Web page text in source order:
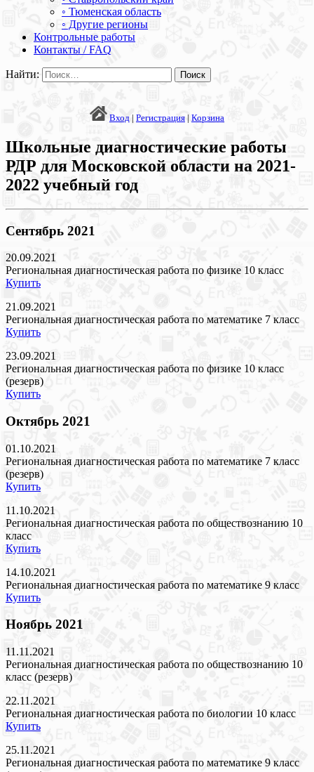
◦ Тюменская область
◦ Другие регионы
Контрольные работы
Контакты / FAQ
Найти:
Вход | Регистрация | Корзина
Школьные диагностические работы
РДР для Московской области на 2021-
2022 учебный год
Сентябрь 2021
20.09.2021
Региональная диагностическая работа по физике 10 класс
Купить
21.09.2021
Региональная диагностическая работа по математике 7 класс
Купить
23.09.2021
Региональная диагностическая работа по физике 10 класс
(резерв)
Купить
Октябрь 2021
01.10.2021
Региональная диагностическая работа по математике 7 класс
(резерв)
Купить
11.10.2021
Региональная диагностическая работа по обществознанию 10
класс
Купить
14.10.2021
Региональная диагностическая работа по математике 9 класс
Купить
Ноябрь 2021
11.11.2021
Региональная диагностическая работа по обществознанию 10
класс (резерв)
22.11.2021
Региональная диагностическая работа по биологии 10 класс
Купить
25.11.2021
Региональная диагностическая работа по математике 9 класс